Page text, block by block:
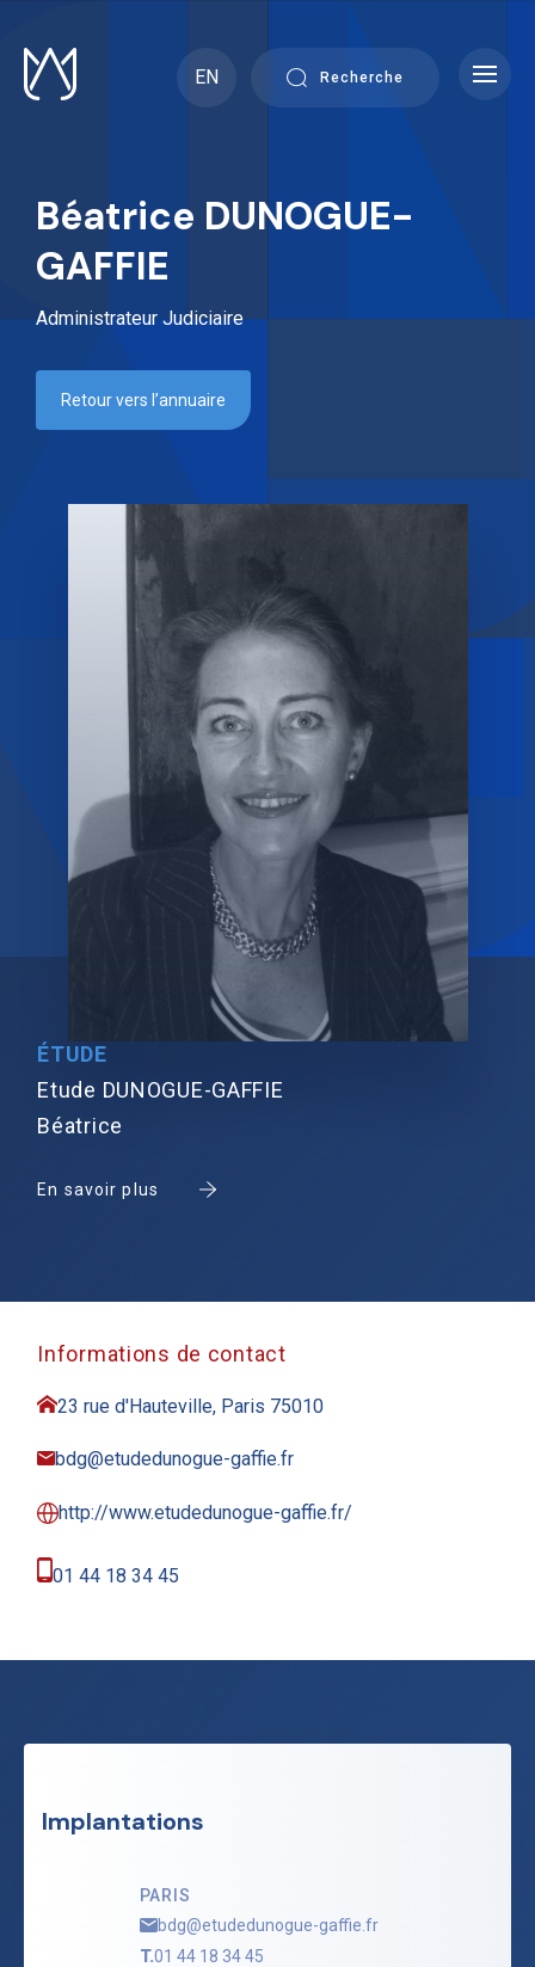
content
EN
Recherche
Béatrice DUNOGUE-
GAFFIE
Administrateur Judiciaire
Retour vers l’annuaire
ÉTUDE
Etude DUNOGUE-GAFFIE
Béatrice
En savoir plus
Informations de contact
23 rue d'Hauteville, Paris 75010
bdg@etudedunogue-gaffie.fr
http://www.etudedunogue-gaffie.fr/
01 44 18 34 45
Implantations
PARIS
bdg@etudedunogue-gaffie.fr
T.01 44 18 34 45